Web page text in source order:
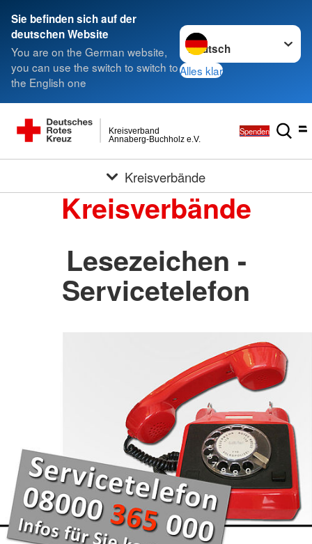
Sie befinden sich auf der
deutschen Website
You are on the German website,
you can use the switch to switch to
the English one
Sprache wechseln zu
Alles klar
Annaberg-Buchholz e.V.
Kreisverband Spenden
Kreisverbände
Kreisverbände
Lesezeichen -
Servicetelefon